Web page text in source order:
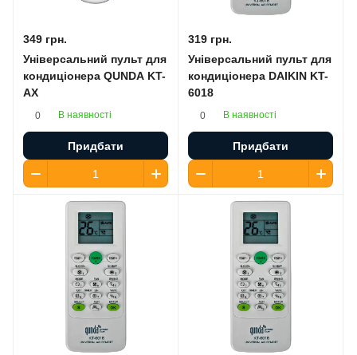
349 грн.
Універсальний пульт для
кондиціонера QUNDA KT-
AX
0 В наявності
Придбати
319 грн.
Універсальний пульт для
кондиціонера DAIKIN KT-
6018
0 В наявності
Придбати